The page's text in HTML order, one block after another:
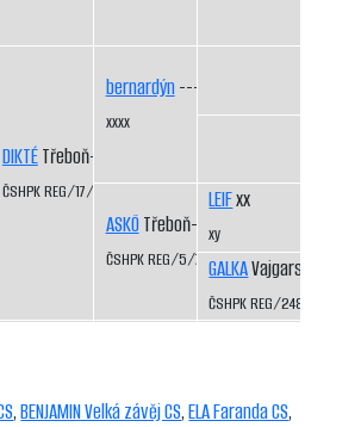
Javořice
DIKTÉTřeboň-Kopeček CS
ČSHPK REG/17/81
bernardýn----
xxxx
ASKÖTřeboň-Kopeček CS
ČSHPK REG/5/77
LEIFxx
xy
GALKAVajgarské vrchy
ČSHPK REG/2484/72
,BENJAMIN Velká závěj CS,ELA Faranda CS,